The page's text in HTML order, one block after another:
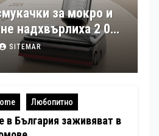
за мокро и
надхвърлиха 2 000
в световен мащаб
SITEMAR
Любопитно
в България заживяват в